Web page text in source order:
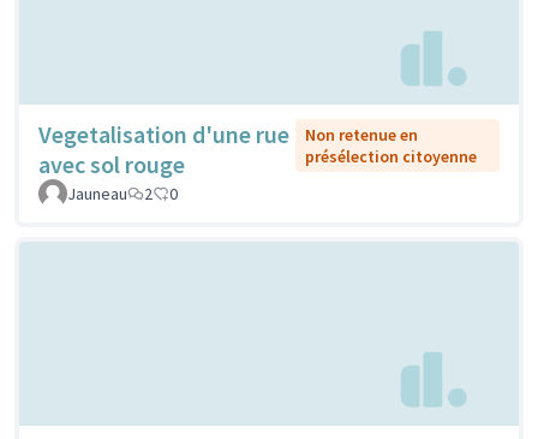
Vegetalisation d'une rue
avec sol rouge
Non retenue en
présélection citoyenne
Jauneau
2 0